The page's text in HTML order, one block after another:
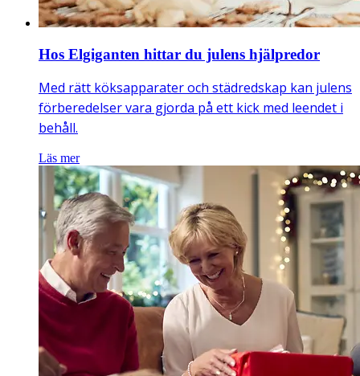
Hos Elgiganten hittar du julens hjälpredor
Med rätt köksapparater och städredskap kan julens
förberedelser vara gjorda på ett kick med leendet i
behåll.
Läs mer